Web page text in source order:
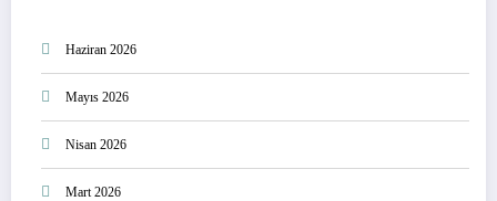
Haziran 2026
Mayıs 2026
Nisan 2026
Mart 2026